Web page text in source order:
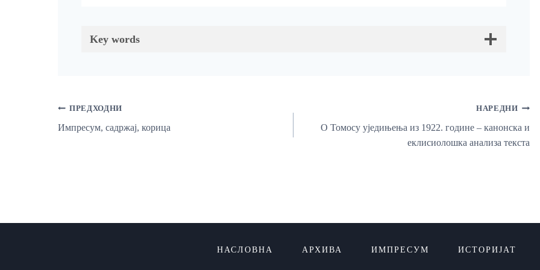
Key words
Кретање
ПРЕДХОДНИ
Импресум, садржај, корица
НАРЕДНИ
О Томосу уједињења из 1922. године – канонска и
еклисиолошка анализа текста
НАСЛОВНА АРХИВА ИМПРЕСУМ ИСТОРИЈАТ